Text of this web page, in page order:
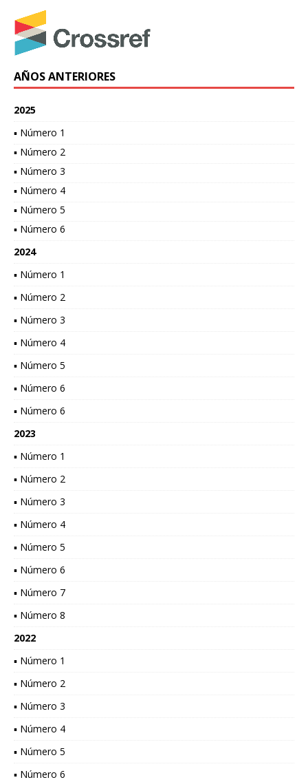
AÑOS ANTERIORES
2025
▪ Número 1
▪ Número 2
▪ Número 3
▪ Número 4
▪ Número 5
▪ Número 6
2024
▪ Número 1
▪ Número 2
▪ Número 3
▪ Número 4
▪ Número 5
▪ Número 6
▪ Número 6
2023
▪ Número 1
▪ Número 2
▪ Número 3
▪ Número 4
▪ Número 5
▪ Número 6
▪ Número 7
▪ Número 8
2022
▪ Número 1
▪ Número 2
▪ Número 3
▪ Número 4
▪ Número 5
▪ Número 6